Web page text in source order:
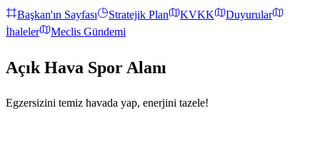
Başkan'ın Sayfası Stratejik Plan KVKK
Duyurular
İhaleler
Meclis Gündemi
Açık Hava Spor Alanı
Egzersizini temiz havada yap, enerjini tazele!